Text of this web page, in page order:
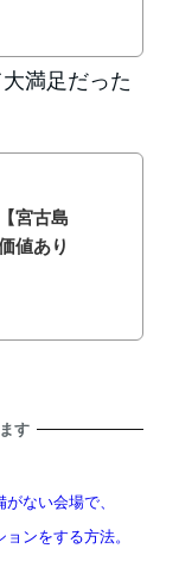
満足だった
宮古島
値あり
す
ない会場で、
ンをする方法。